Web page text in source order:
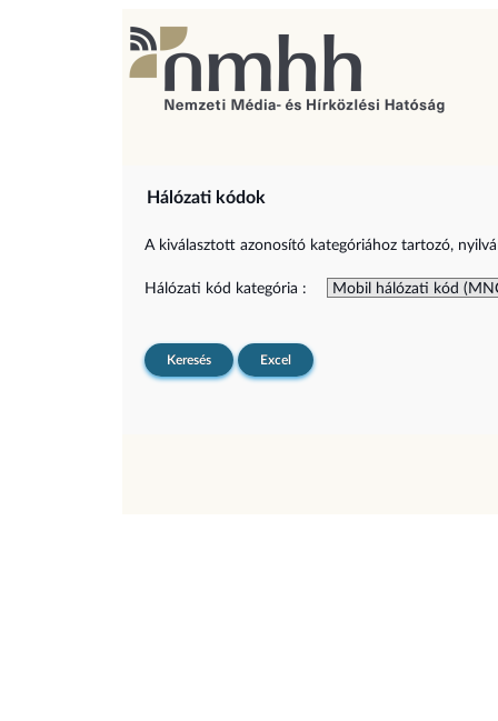
Hálózati kódok
A kiválasztott azonosító kategóriához tartozó,
Hálózati kód kategória :
Keresés Excel